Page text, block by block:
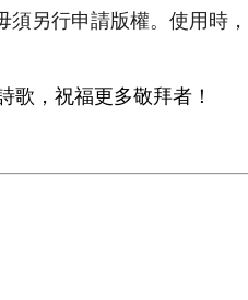
另行申請版權。使用時
，祝福更多敬拜者！